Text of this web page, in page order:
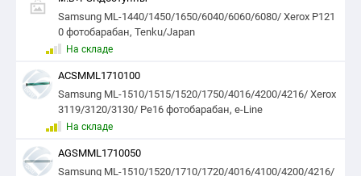
Samsung ML-1440/1450/1650/6040/6060/6080/ Xerox P121
0 фотобарабан, Tenku/Japan
На складе
ACSMML1710100
Samsung ML-1510/1515/1520/1750/4016/4200/4216/ Xerox
3119/3120/3130/ Pe16 фотобарабан, e-Line
На складе
AGSMML1710050
Samsung ML-1510/1520/1710/1720/4016/4100/4200/4216/